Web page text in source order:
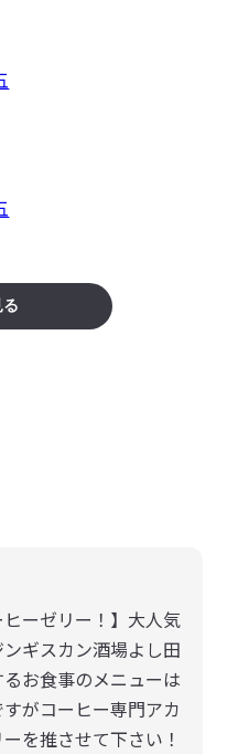
ヒーゼリー！】大人気
ギスカン酒場よし田
お食事のメニューは
がコーヒー専門アカ
を推させて下さい！